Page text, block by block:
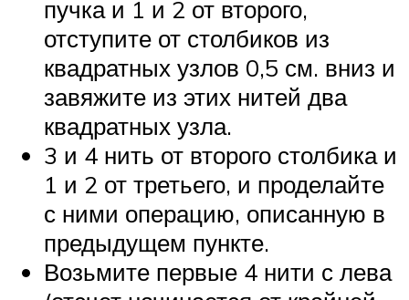
пучка и 1 и 2 от второго,
отступите от столбиков из
квадратных узлов 0,5 см. вниз и
завяжите из этих нитей два
квадратных узла.
3 и 4 нить от второго столбика и
1 и 2 от третьего, и проделайте
с ними операцию, описанную в
предыдущем пункте.
Возьмите первые 4 нити с лева